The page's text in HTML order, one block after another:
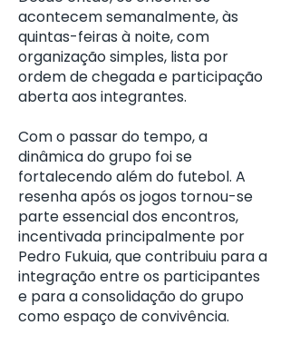
acontecem semanalmente, às
quintas-feiras à noite, com
organização simples, lista por
ordem de chegada e participação
aberta aos integrantes.
Com o passar do tempo, a
dinâmica do grupo foi se
fortalecendo além do futebol. A
resenha após os jogos tornou-se
parte essencial dos encontros,
incentivada principalmente por
Pedro Fukuia, que contribuiu para a
integração entre os participantes
e para a consolidação do grupo
como espaço de convivência.